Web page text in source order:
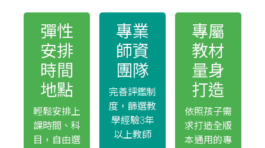
彈性
安排
時間
地點
輕鬆安排上
課時間、科
目，自由選
專業
師資
團隊
完善評鑑制
度，篩選教
學經驗3年
以上教師
專屬
教材
量身
打造
依照孩子需
求打造全版
本通用的專